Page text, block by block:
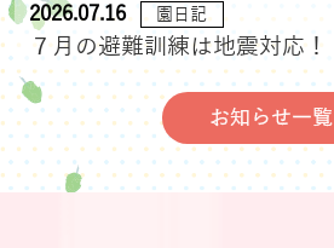
2026.07.16 園日記
７月の避難訓練は地震対応！
お知らせ一覧